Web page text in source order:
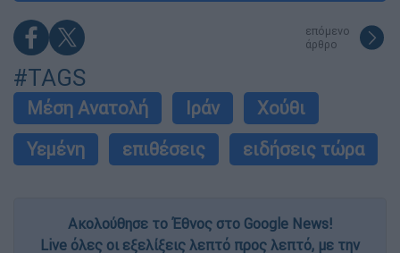
επόμενο
άρθρο
#TAGS
Μέση Ανατολή Ιράν
Χούθι
Υεμένη
επιθέσεις ειδήσεις τώρα
Ακολούθησε το Έθνος στο Google News!
Live όλες οι εξελίξεις λεπτό προς λεπτό, με την